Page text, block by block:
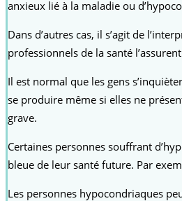
anxieux lié à la maladie ou
Dans d’autres cas, il s’agit de
professionnels de la santé
Il est normal que les gens
se produire même si elles ne
grave.
Certaines personnes souffrant
bleue de leur santé future. Par
Les personnes hypocondriaques